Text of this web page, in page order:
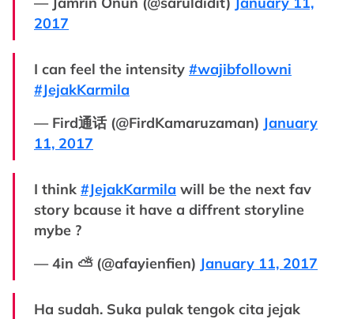
2017
I can feel the intensity #wajibfollowni
#JejakKarmila
— Fird通话 (@FirdKamaruzaman) January
11, 2017
I think #JejakKarmila will be the next fav
story bcause it have a diffrent storyline
mybe ?
— 4in ⛅ (@afayienfien) January 11, 2017
Ha sudah. Suka pulak tengok cita jejak